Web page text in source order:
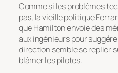
Comme si les problèmes
pas, la vieille politique
que Hamilton envoie des
aux ingénieurs pour
direction semble se replier
blâmer les pilotes.